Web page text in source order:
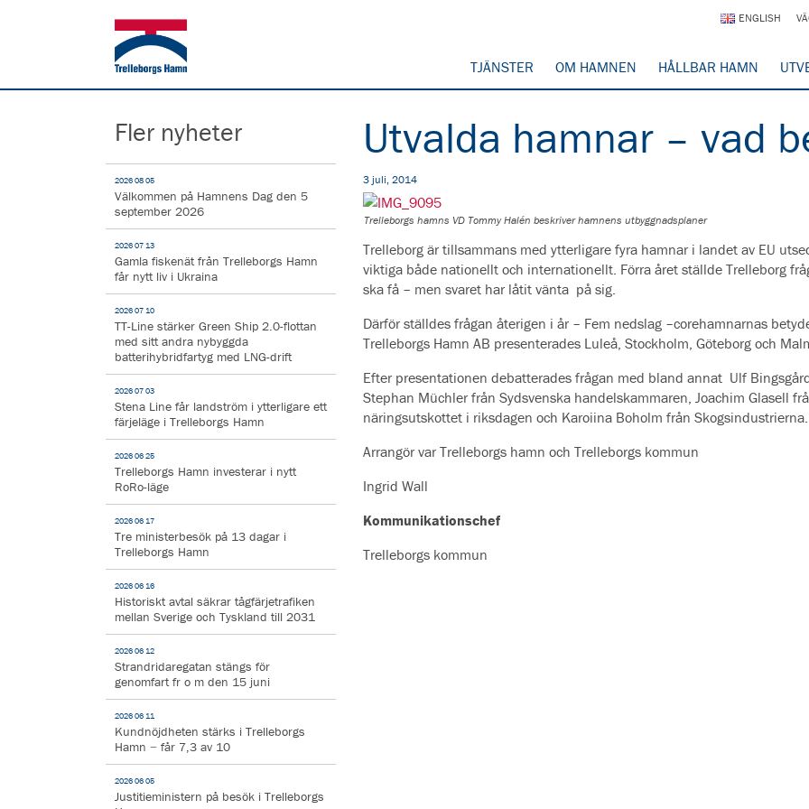
ENGLISH
TJÄNSTER OM HAMNEN HÅLLBAR HAMN
Fler nyheter
2026 08 05
Välkommen på Hamnens Dag den 5
september 2026
2026 07 13
Gamla fiskenät från Trelleborgs Hamn
får nytt liv i Ukraina
2026 07 10
TT-Line stärker Green Ship 2.0-flottan
med sitt andra nybyggda
batterihybridfartyg med LNG-drift
2026 07 03
Stena Line får landström i ytterligare ett
färjeläge i Trelleborgs Hamn
2026 06 25
Trelleborgs Hamn investerar i nytt
RoRo-läge
2026 06 17
Tre ministerbesök på 13 dagar i
Trelleborgs Hamn
2026 06 16
Historiskt avtal säkrar tågfärjetrafiken
mellan Sverige och Tyskland till 2031
2026 06 12
Strandridaregatan stängs för
genomfart fr o m den 15 juni
2026 06 11
Kundnöjdheten stärks i Trelleborgs
Hamn − får 7,3 av 10
2026 06 05
Justitieministern på besök i Trelleborgs
Utvalda hamnar – vad
3 juli, 2014
Trelleborgs hamns VD Tommy Halén beskriver hamnens utbyggnadsplaner
Trelleborg är tillsammans med ytterligare fyra hamnar i landet av EU
viktiga både nationellt och internationellt. Förra året ställde Trelleborg
ska få – men svaret har låtit vänta på sig.
Därför ställdes frågan återigen i år – Fem nedslag –corehamnarnas
Trelleborgs Hamn AB presenterades Luleå, Stockholm, Göteborg och
Efter presentationen debatterades frågan med bland annat Ulf
Stephan Müchler från Sydsvenska handelskammaren, Joachim Glasell
näringsutskottet i riksdagen och Karoiina Boholm från Skogsindustrierna.
Arrangör var Trelleborgs hamn och Trelleborgs kommun
Ingrid Wall
Kommunikationschef
Trelleborgs kommun